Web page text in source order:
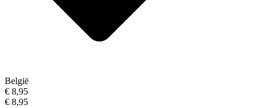
België
€ 8,95
€ 8,95